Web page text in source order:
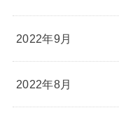
2022年9月
2022年8月